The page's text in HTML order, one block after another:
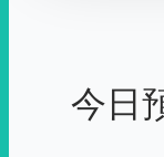
今日